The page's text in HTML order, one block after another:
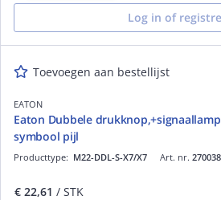
Log in of
Toevoegen aan bestellijst
EATON
Eaton Dubbele
symbool pijl
Art. nr.
Producttype: M22-DDL-S-X7/X7
€ 22,61 / STK